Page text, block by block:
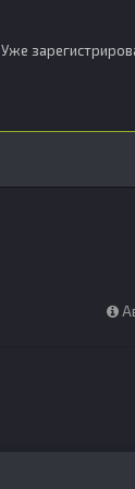
Уже